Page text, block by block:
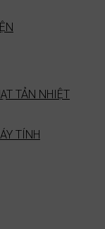
TẢN NHIỆT
TÍNH